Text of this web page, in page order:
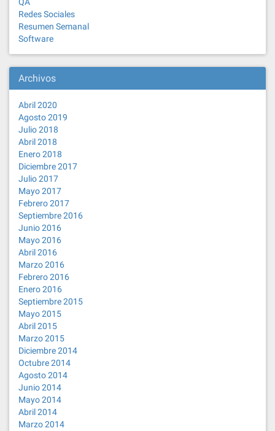
QA
Redes Sociales
Resumen Semanal
Software
Archivos
Abril 2020
Agosto 2019
Julio 2018
Abril 2018
Enero 2018
Diciembre 2017
Julio 2017
Mayo 2017
Febrero 2017
Septiembre 2016
Junio 2016
Mayo 2016
Abril 2016
Marzo 2016
Febrero 2016
Enero 2016
Septiembre 2015
Mayo 2015
Abril 2015
Marzo 2015
Diciembre 2014
Octubre 2014
Agosto 2014
Junio 2014
Mayo 2014
Abril 2014
Marzo 2014